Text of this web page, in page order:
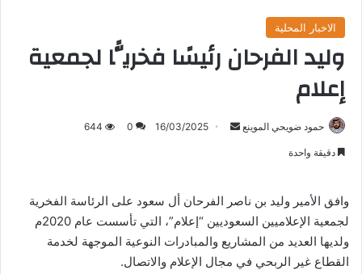
الاخبار المحلية
وليد الفرحان رئيسًا فخريًّا لجمعية
إعلام
حمود ضويحي الموينع
أرسل 16/03/2025
0
644
دقيقة واحدة
وافق الأمير وليد بن ناصر الفرحان أل سعود على الرئاسة الفخرية
لجمعية الإعلاميين السعوديين “إعلام”، التي تأسست عام 2020م
ولديها العديد من المشاريع والمبادرات النوعية الموجهة لخدمة
القطاع غير الربحي في مجال الإعلام والاتصال.